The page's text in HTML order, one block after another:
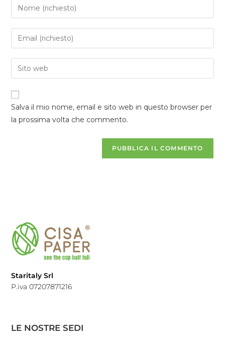
Salva il mio nome, email e sito web in questo browser per
la prossima volta che commento.
Staritaly Srl
P.iva 07207871216
LE NOSTRE SEDI